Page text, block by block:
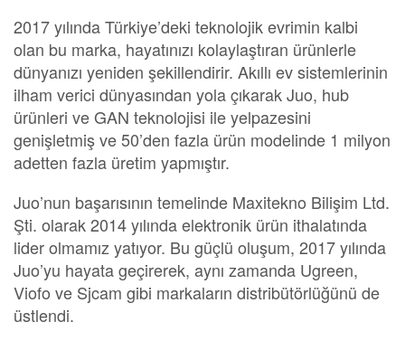
2017 yılında Türkiye’deki teknolojik evrimin kalbi
olan bu marka, hayatınızı kolaylaştıran ürünlerle
dünyanızı yeniden şekillendirir. Akıllı ev sistemlerinin
ilham verici dünyasından yola çıkarak Juo, hub
ürünleri ve GAN teknolojisi ile yelpazesini
genişletmiş ve 50’den fazla ürün modelinde 1 milyon
adetten fazla üretim yapmıştır.
Juo’nun başarısının temelinde Maxitekno Bilişim Ltd.
Şti. olarak 2014 yılında elektronik ürün ithalatında
lider olmamız yatıyor. Bu güçlü oluşum, 2017 yılında
Juo’yu hayata geçirerek, aynı zamanda Ugreen,
Viofo ve Sjcam gibi markaların distribütörlüğünü de
üstlendi.